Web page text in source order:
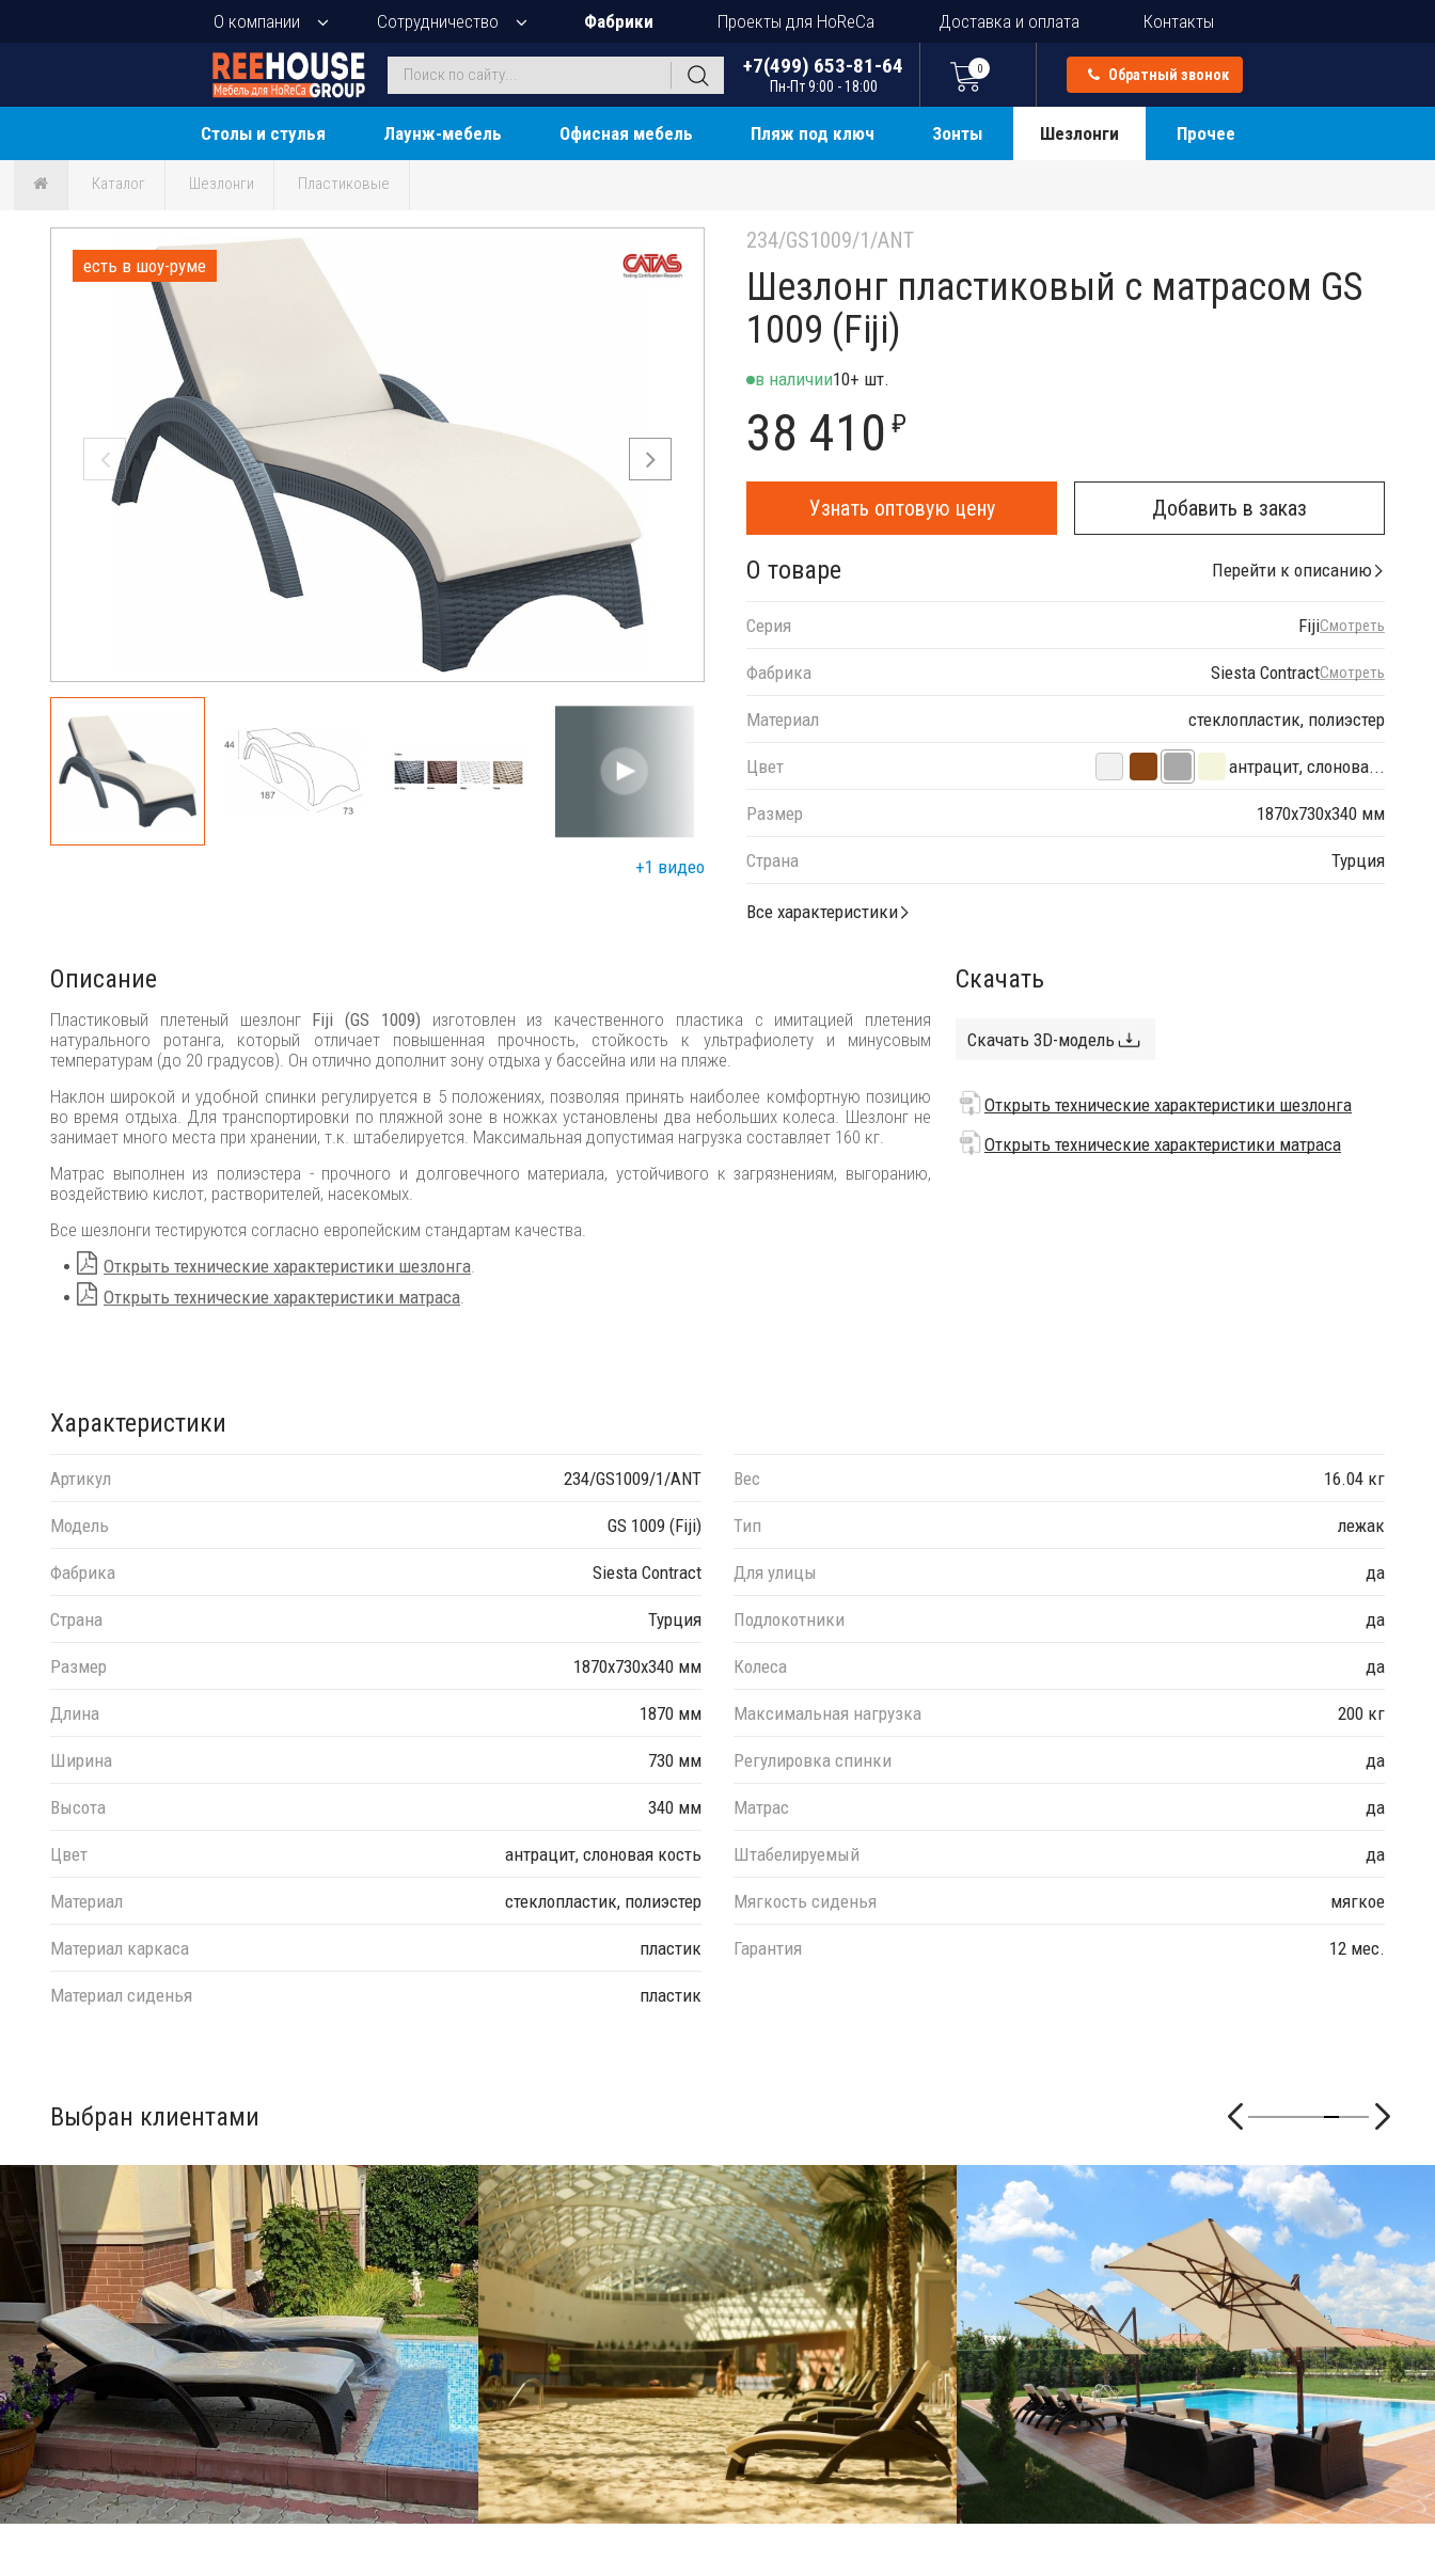
О компании Сотрудничество Фабрики Проекты для HoReCa Доставка и оплата Контакты
+7(499) 653-81-64
Пн-Пт 9:00 - 18:00
0 Обратный звонок
Столы и стулья Лаунж-мебель Офисная мебель Пляж под ключ Зонты Шезлонги Прочее
Каталог Шезлонги Пластиковые
есть в шоу-руме
+1 видео
234/GS1009/1/ANT
Шезлонг пластиковый с матрасом GS
1009 (Fiji)
в наличии10+ шт.
38 410 ₽
Узнать оптовую цену Добавить в заказ
О товаре Перейти к описанию
Серия FijiСмотреть
Фабрика Siesta ContractСмотреть
Материал стеклопластик, полиэстер
Цвет антрацит, слонова...
Размер 1870x730x340 мм
Страна Турция
Все характеристики
Описание
Пластиковый плетеный шезлонгFiji (GS 1009) изготовлен из качественного пластика с имитацией плетения
натурального ротанга, который отличает повышенная прочность, стойкость к ультрафиолету и минусовым
температурам (до 20 градусов). Он отлично дополнит зону отдыха у бассейна или на пляже.
Наклон широкой и удобной спинки регулируется в 5 положениях, позволяя принять наиболее комфортную позицию
во время отдыха. Для транспортировки по пляжной зоне в ножках установлены два небольших колеса. Шезлонг не
занимает много места при хранении, т.к. штабелируется. Максимальная допустимая нагрузка составляет 160 кг.
Матрас выполнен из полиэстера - прочного и долговечного материала, устойчивого к загрязнениям, выгоранию,
воздействию кислот, растворителей, насекомых.
Все шезлонги тестируются согласно европейским стандартам качества.
Открыть технические характеристики шезлонга.
Открыть технические характеристики матраса.
Скачать
Скачать 3D-модель
Открыть технические характеристики шезлонга
Открыть технические характеристики матраса
Характеристики
Артикул 234/GS1009/1/ANT
Модель GS 1009 (Fiji)
Фабрика Siesta Contract
Страна Турция
Размер 1870x730x340 мм
Длина 1870 мм
Ширина 730 мм
Высота 340 мм
Цвет антрацит, слоновая кость
Материал стеклопластик, полиэстер
Материал каркаса пластик
Материал сиденья пластик
Вес 16.04 кг
Тип лежак
Для улицы да
Подлокотники да
Колеса да
Максимальная нагрузка 200 кг
Регулировка спинки да
Матрас да
Штабелируемый да
Мягкость сиденья мягкое
Гарантия 12 мес.
Выбран клиентами